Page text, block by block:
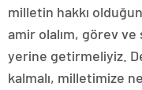
milletin hakkı
amir olalım, görev
yerine getirmeliyiz.
kalmalı, milletimize